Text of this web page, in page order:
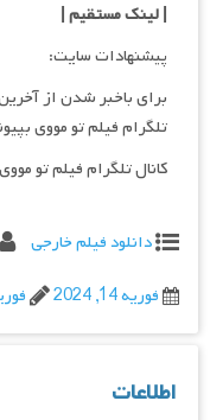
| لینک مستقیم|
پیشنهادات سایت:
برای باخبر شدن از
تلگرام فیلم تو مووی
کانال تلگرام فیلم تو مووی
دانلود فیلم خارجی
فوریه 14, 2024
فوریه
اطلاعات